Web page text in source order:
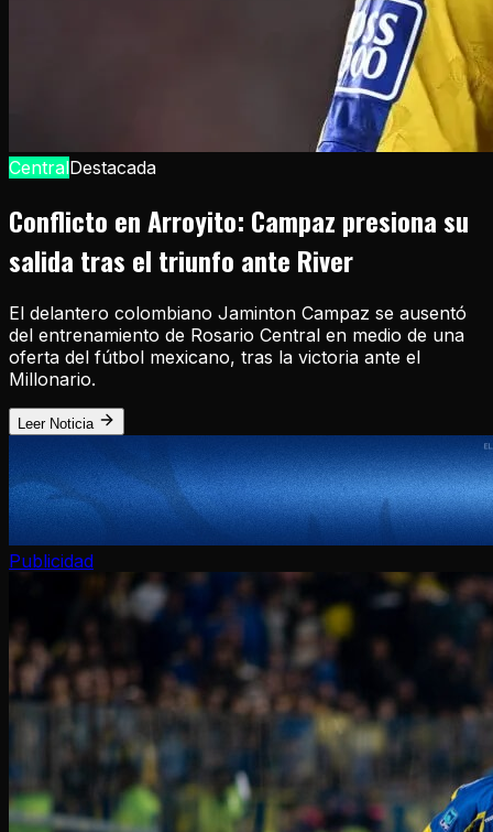
CentralDestacada
Conflicto en Arroyito: Campaz presiona su
salida tras el triunfo ante River
El delantero colombiano Jaminton Campaz se ausentó
del entrenamiento de Rosario Central en medio de una
oferta del fútbol mexicano, tras la victoria ante el
Millonario.
Leer Noticia
Publicidad